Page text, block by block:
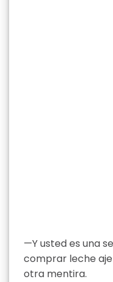
—Y usted es una
comprar leche
otra mentira.